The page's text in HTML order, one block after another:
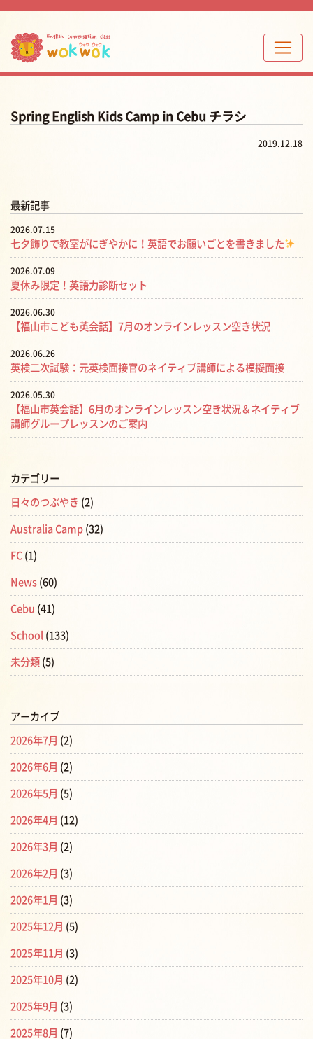
Spring English Kids Camp in Cebu チラシ
2019.12.18
最新記事
2026.07.15
七夕飾りで教室がにぎやかに！英語でお願いごとを書きました
2026.07.09
夏休み限定！英語力診断セット
2026.06.30
【福山市こども英会話】7月のオンラインレッスン空き状況
2026.06.26
英検二次試験：元英検面接官のネイティブ講師による模擬面接
2026.05.30
【福山市英会話】6月のオンラインレッスン空き状況＆ネイティブ
講師グループレッスンのご案内
カテゴリー
日々のつぶやき (2)
Australia Camp (32)
FC (1)
News (60)
Cebu (41)
School (133)
未分類 (5)
アーカイブ
2026年7月 (2)
2026年6月 (2)
2026年5月 (5)
2026年4月 (12)
2026年3月 (2)
2026年2月 (3)
2026年1月 (3)
2025年12月 (5)
2025年11月 (3)
2025年10月 (2)
2025年9月 (3)
2025年8月 (7)